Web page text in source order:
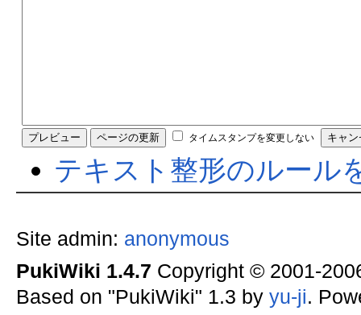
タイムスタンプを変更しない
テキスト整形のルール
Site admin: anonymous
PukiWiki 1.4.7 Copyright © 2001-
Based on "PukiWiki" 1.3 by yu-ji.